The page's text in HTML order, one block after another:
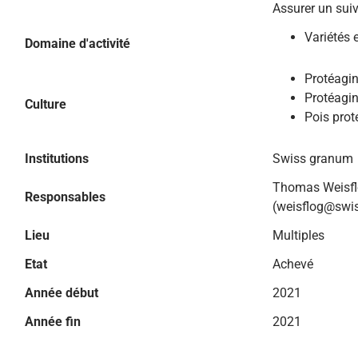
Assurer un
Domaine d'activité Variétés
Culture
Pois
Institutions Swiss granum
Responsables
Thomas
Lieu
Multiples
Etat
Achevé
Année début
2021
Année fin
2021